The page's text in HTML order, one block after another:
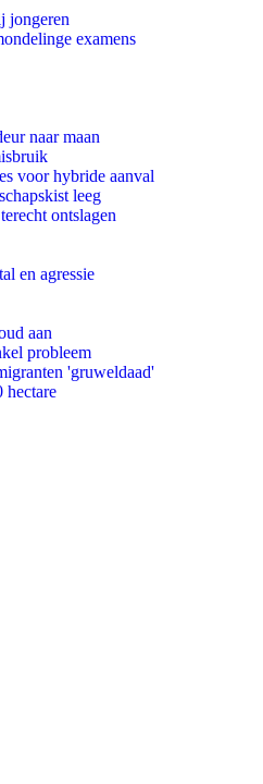
jongeren
examens
naar maan
voor hybride aanval
leeg
ontslagen
en agressie
aan
probleem
'gruweldaad'
hectare